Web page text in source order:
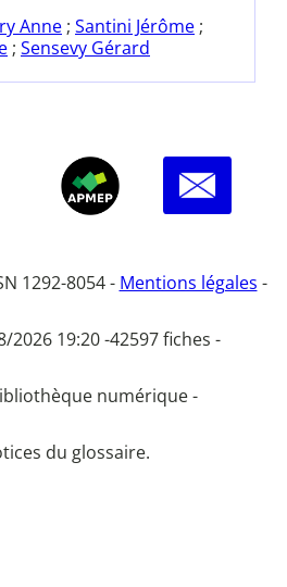
Anne ; Santini Jérôme ;
; Sensevy Gérard
1292-8054 - Mentions légales -
2026 19:20 -42597 fiches -
numérique -
du glossaire.